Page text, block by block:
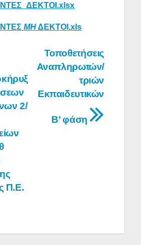
ΜΗΔΕΚΤΟΙ.xls
Τοποθετήσεις
Αναπληρωτών/
τριών
Εκπαιδευτικών
Β’ φάση
2/
Π.Ε.